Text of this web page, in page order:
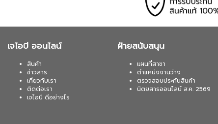
เจไอบี ออนไลน์
สินค้า
ข่าวสาร
เกี่ยวกับเรา
ติดต่อเรา
เจไอบี ดีอย่างไร
ฝ่ายสนับสนุน
แผนที่สาขา
ตำแหน่งงานว่าง
ตรวจสอบประกันสินค้า
นิตยสารออนไลน์ ส.ค. 2569